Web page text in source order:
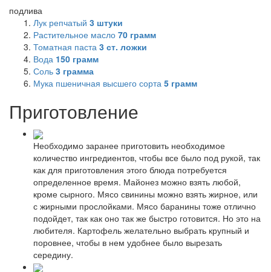
подлива
Лук репчатый 3 штуки
Растительное масло 70 грамм
Томатная паста 3 ст. ложки
Вода 150 грамм
Соль 3 грамма
Мука пшеничная высшего сорта 5 грамм
Приготовление
Необходимо заранее приготовить необходимое
количество ингредиентов, чтобы все было под рукой, так
как для приготовления этого блюда потребуется
определенное время. Майонез можно взять любой,
кроме сырного. Мясо свинины можно взять жирное, или
с жирными прослойками. Мясо баранины тоже отлично
подойдет, так как оно так же быстро готовится. Но это на
любителя. Картофель желательно выбрать крупный и
поровнее, чтобы в нем удобнее было вырезать
середину.